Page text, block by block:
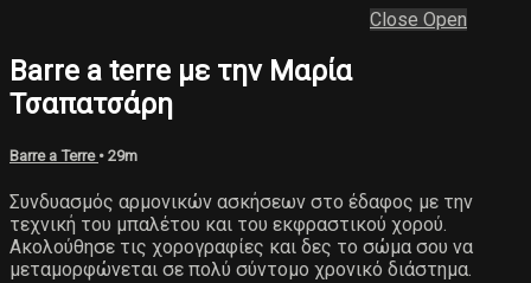
Close Open
Barre a terre με την Μαρία
Τσαπατσάρη
Barre a Terre • 29m
Συνδυασμός αρμονικών ασκήσεων στο έδαφος με την
τεχνική του μπαλέτου και του εκφραστικού χορού.
Ακολούθησε τις χορογραφίες και δες το σώμα σου να
μεταμορφώνεται σε πολύ σύντομο χρονικό διάστημα.